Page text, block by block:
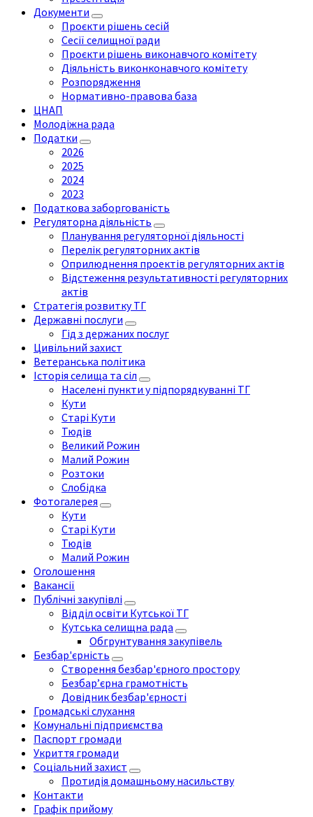
Документи
Проєкти рішень сесій
Сесії селищної ради
Проєкти рішень виконавчого комітету
Діяльність виконконавчого комітету
Розпорядження
Нормативно-правова база
ЦНАП
Молодіжна рада
Податки
2026
2025
2024
2023
Податкова заборгованість
Регуляторна діяльність
Планування регуляторної діяльності
Перелік регуляторних актів
Оприлюднення проектів регуляторних актів
Відстеження результативності регуляторних
актів
Стратегія розвитку ТГ
Державні послуги
Гід з держаних послуг
Цивільний захист
Ветеранська політика
Історія селища та сіл
Населені пункти у підпорядкуванні ТГ
Кути
Старі Кути
Тюдів
Великий Рожин
Малий Рожин
Розтоки
Слобідка
Фотогалерея
Кути
Старі Кути
Тюдів
Малий Рожин
Оголошення
Вакансії
Публічні закупівлі
Відділ освіти Кутської ТГ
Кутська селищна рада
Обгрунтування закупівель
Безбар'єрність
Створення безбар'єрного простору
Безбар’єрна грамотність
Довідник безбар'єрності
Громадські слухання
Комунальні підприємства
Паспорт громади
Укриття громади
Соціальний захист
Протидія домашньому насильству
Контакти
Графік прийому